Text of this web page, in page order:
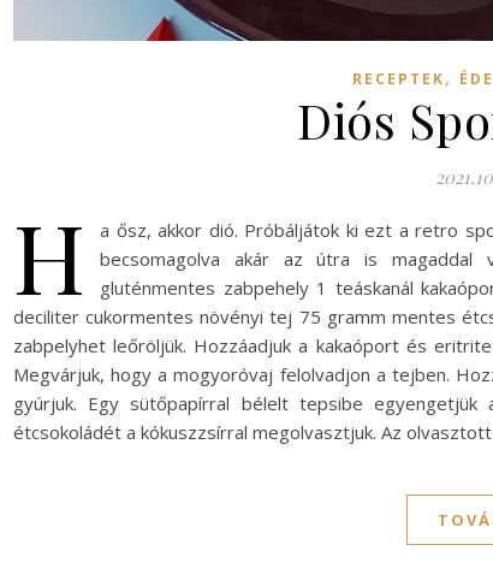
RECEPTEK,
Diós
H
a ősz, akkor dió. Próbáljátok ki ezt a retro
becsomagolva akár az útra is magaddal
gluténmentes zabpehely 1 teáskanál
deciliter cukormentes növényi tej 75 gramm mentes
zabpelyhet leőröljük. Hozzáadjuk a kakaóport és
Megvárjuk, hogy a mogyoróvaj felolvadjon a tejben.
gyúrjuk. Egy sütőpapírral bélelt tepsibe
étcsokoládét a kókuszzsírral megolvasztjuk. Az